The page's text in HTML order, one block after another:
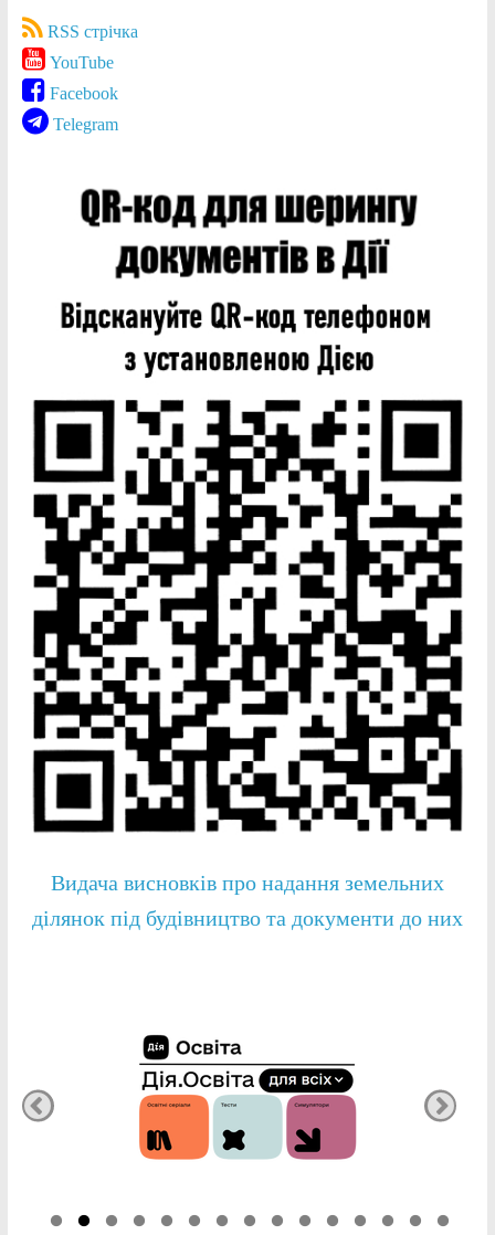
RSS стрічка
YouTube
Facebook
Telegram
Видача висновків про надання земельних
ділянок під будівництво та документи до них